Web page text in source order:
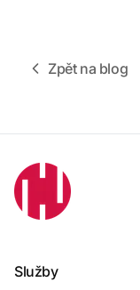
Zpět na blog
Služby